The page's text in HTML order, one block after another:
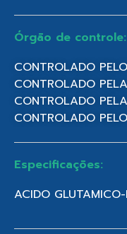
Órgão de controle:
CONTROLADO
CONTROLADO
CONTROLADO
CONTROLADO
Especificações:
ACIDO